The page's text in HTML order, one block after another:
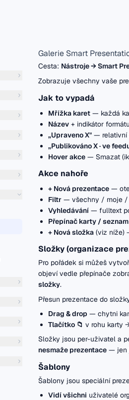
Galerie Smart
Cesta: Nástroje → Smart
Zobrazuje všechny vaše
Jak to vypadá
Mřížka karet — každá
Název + indikátor
„Upraveno X" — relativní
„Publikováno X · ve
Hover akce — Smazat
Akce nahoře
+ Nová prezentace —
Filtr — všechny / moje /
Vyhledávání — fulltext
Přepínač karty / seznam
+ Nová složka (viz níže)
Složky (organizace
Pro pořádek si můžeš
objeví vedle přepínače
složky.
Přesun prezentace do
Drag & drop — chytni
Tlačítko 📁 v rohu karty
Složky jsou per-uživatel a
nesmaže prezentace — jen
Šablony
Šablony jsou speciální
Vidí všichni uživatelé